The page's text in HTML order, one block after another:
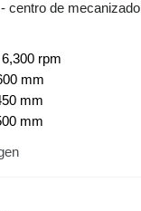
centro de mecanizado
6,300 rpm
mm
mm
mm